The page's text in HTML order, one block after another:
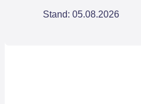
Stand: 05.08.2026